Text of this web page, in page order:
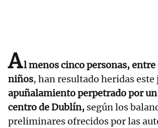
Al menos cinco personas, entre
niños, han resultado heridas este
apuñalamiento perpetrado por
centro de Dublín, según los
preliminares ofrecidos por las